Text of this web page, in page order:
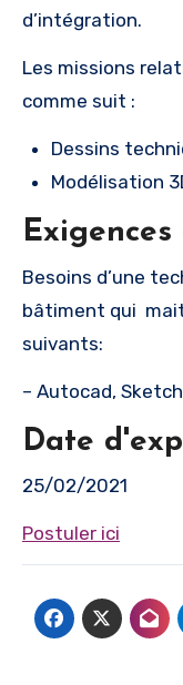
d’intégration.
Les missions
comme suit :
Dessins
Modélisation
Besoins d’une
bâtiment qui
suivants:
– Autocad,
Date
25/02/2021
Postuler ici